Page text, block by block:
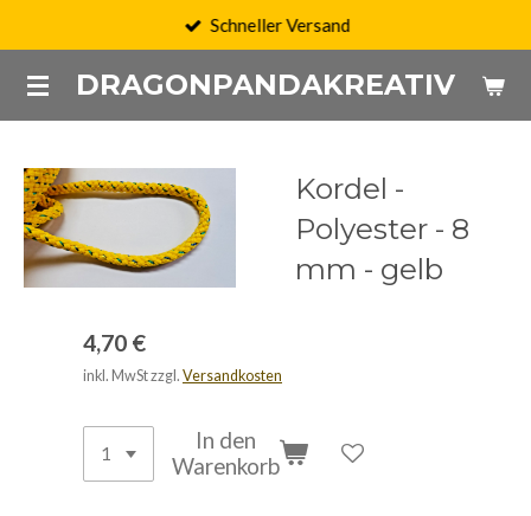
springenDRAGONPANDAKREATIV
Schneller Versand
Kordel -
Polyester - 8
mm - gelb
4,70 €
inkl. MwSt zzgl. Versandkosten
In den
Warenkorb